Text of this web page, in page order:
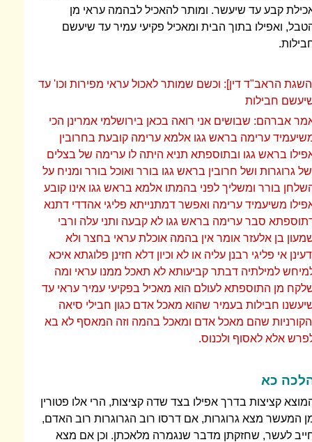
קבע עד שיעשר. ומותר להאכיל לבהמה עראי מן
ואפילו בתוך הבית ומאכיל פקיעי עמיר עד שיעשם
הראב"ד דין]: וכשם שמותר לאכול עראי מפירות וכו' עד
חבילות
אברהם: שבושים אני רואה בכאן בירושלמי אמרינן הכי
ערימה בראש גגו אלמא ערימה קובעת בחרובין
בראש גגו ובתוספתא תניא היתה לו ערימה של בצלים
גרוגרות ושל חרובין בראש גגו בורר ואוכל בורר ומניח על
בורר ומשליך לפני בהמתו אלמא בראש גגו אינו קובע
משיעמיד ערימה ואפשר דמתנייתא פליגי אהדדי דתנא
סבר ערימה בראש גגו לא קבעה ותני עלה ורבי
בן אלעזר אומר אין בהמה אוכלת עראי בחצר ולא
אי פליגי רבנן עליה או לא וכיון דלא חזינן פלוגתא איכא
למילתיה דבתר קביעותא לא תאכל ממנו עראי ומה
מן התוספתא לעולם הוא מאכיל בפקיעי עמיר עראי עד
חבילות בעמיר שהוא מאכל אדם כגון חבילי סיאה
שהם מאכל אדם ומאכל בהמה וזה המאסף לא בא
אלא לאסוף ולכנוס.
כא
קציצות בדרך אפילו בצד שדה קציצות, הרי אלו פטורין
המעשר מצא גרוגרות, אם דרסו רוב הגרוגרות רוב האדם,
לעשר, שחזקתן מדבר שנגמרה מלאכתן. וכן אם מצא